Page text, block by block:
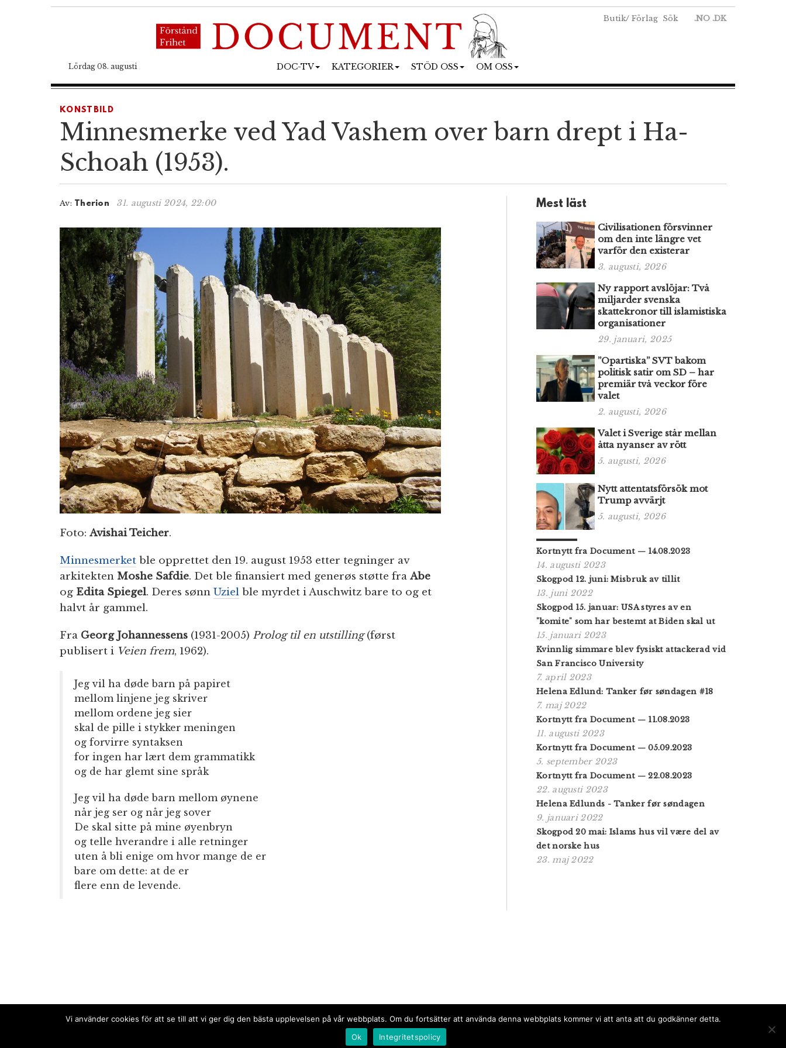
Butik/ Förlag Sök .NO .DK
Lördag 08. augusti DOC-TV KATEGORIER STÖD OSS OM OSS
KONSTBILD
Minnesmerke ved Yad Vashem over barn drept i Ha-
Schoah (1953).
Av: Therion 31. augusti 2024, 22:00
Foto: Avishai Teicher.
Minnesmerket ble opprettet den 19. august 1953 etter tegninger av
arkitekten Moshe Safdie. Det ble finansiert med generøs støtte fra Abe
og Edita Spiegel. Deres sønn Uziel ble myrdet i Auschwitz bare to og et
halvt år gammel.
Fra Georg Johannessens (1931-2005) Prolog til en utstilling(først
publisert i Veien frem, 1962).
Jeg vil ha døde barn på papiret
mellom linjene jeg skriver
mellom ordene jeg sier
skal de pille i stykker meningen
og forvirre syntaksen
for ingen har lært dem grammatikk
og de har glemt sine språk
Jeg vil ha døde barn mellom øynene
når jeg ser og når jeg sover
De skal sitte på mine øyenbryn
og telle hverandre i alle retninger
uten å bli enige om hvor mange de er
bare om dette: at de er
flere enn de levende.
Mest läst
Civilisationen försvinner
om den inte längre vet
varför den existerar
3. augusti, 2026
Ny rapport avslöjar: Två
miljarder svenska
skattekronor till islamistiska
organisationer
29. januari, 2025
”Opartiska” SVT bakom
politisk satir om SD – har
premiär två veckor före
valet
2. augusti, 2026
Valet i Sverige står mellan
åtta nyanser av rött
5. augusti, 2026
Nytt attentatsförsök mot
Trump avvärjt
5. augusti, 2026
Kortnytt fra Document — 14.08.2023
14. augusti 2023
Skogpod 12. juni: Misbruk av tillit
13. juni 2022
Skogpod 15. januar: USA styres av en
"komite" som har bestemt at Biden skal ut
15. januari 2023
Kvinnlig simmare blev fysiskt attackerad vid
San Francisco University
7. april 2023
Helena Edlund: Tanker før søndagen #18
7. maj 2022
Kortnytt fra Document — 11.08.2023
11. augusti 2023
Kortnytt fra Document — 05.09.2023
5. september 2023
Kortnytt fra Document — 22.08.2023
22. augusti 2023
Helena Edlunds - Tanker før søndagen
9. januari 2022
Skogpod 20 mai: Islams hus vil være del av
det norske hus
23. maj 2022
Vi använder cookies för att se till att vi ger dig den bästa upplevelsen på vår webbplats. Om du fortsätter att använda denna webbplats kommer vi att anta att du godkänner detta.
Ok
Integritetspolicy